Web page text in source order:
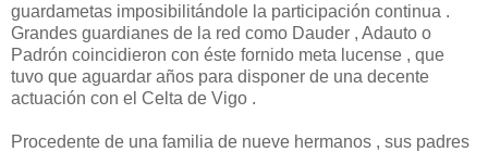
guardametas imposibilitándole la participación continua .
Grandes guardianes de la red como Dauder , Adauto o
Padrón coincidieron con éste fornido meta lucense , que
tuvo que aguardar años para disponer de una decente
actuación con el Celta de Vigo .
Procedente de una familia de nueve hermanos , sus padres